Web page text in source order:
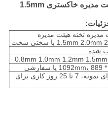
هیئت مدیره هیئت مدیره تخته هیئت مدیره خاکستری 1.5mm
مدیره تخته هیئت مدیره
شده
0.8mm 1.0mm 1.2mm
1-3 روز کاری برای نمونه، 7 تا 25 روز کاری برای